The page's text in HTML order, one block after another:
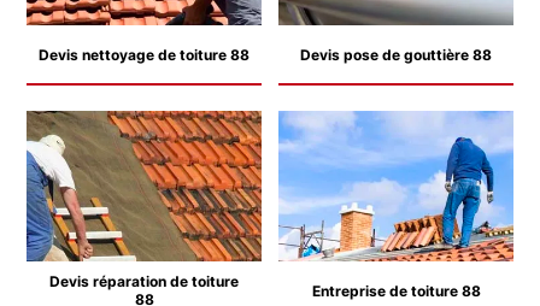
Devis nettoyage de toiture 88 Devis pose de gouttière 88
Devis réparation de toiture
88
Entreprise de toiture 88